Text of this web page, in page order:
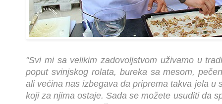
"Svi mi sa velikim zadovoljstvom uživamo u
poput svinjskog rolata, bureka sa mesom,
ali većina nas izbegava da priprema takva jela u
koji za njima ostaje. Sada se možete usuditi da